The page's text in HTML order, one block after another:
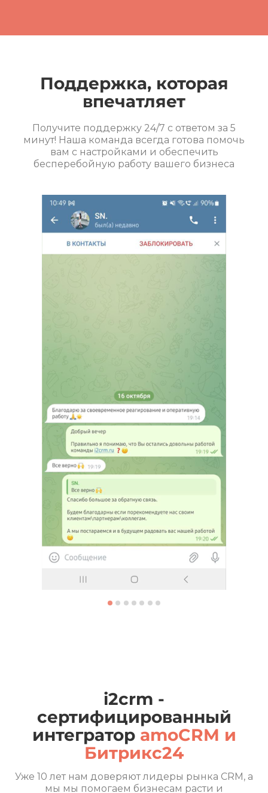
Поддержка, которая
впечатляет
Получите поддержку 24/7 с ответом за 5
минут! Наша команда всегда готова помочь
вам с настройками и обеспечить
бесперебойную работу вашего бизнеса
i2crm -
сертифицированный
интегратор amoCRM и
Битрикс24
Уже 10 лет нам доверяют лидеры рынка CRM, а
мы мы помогаем бизнесам расти и